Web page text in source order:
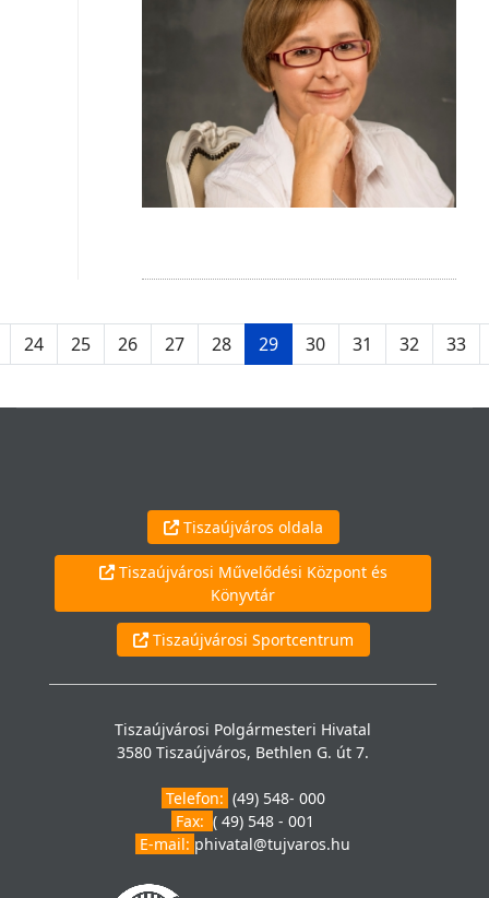
24 25 26 27 28 29 30 31 32 33
Tiszaújváros oldala
Tiszaújvárosi Művelődési Központ és
Könyvtár
Tiszaújvárosi Sportcentrum
Tiszaújvárosi Polgármesteri Hivatal
3580 Tiszaújváros, Bethlen G. út 7.
Telefon: (49) 548- 000
Fax: ( 49) 548 - 001
E-mail: phivatal@tujvaros.hu